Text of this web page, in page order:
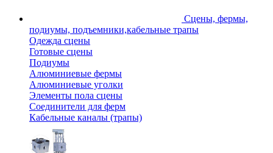
Сцены, фермы,
подиумы, подъемники,кабельные трапы
Одежда сцены
Готовые сцены
Подиумы
Алюминиевые фермы
Алюминиевые уголки
Элементы пола сцены
Соединители для ферм
Кабельные каналы (трапы)